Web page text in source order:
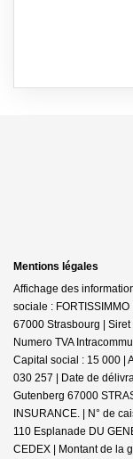
Mentions légales
Affichage des
sociale :
67000 Strasbourg |
Numero TVA
Capital social : 15 000 |
030 257 | Date de
Gutenberg 67000
INSURANCE. | N° de
110 Esplanade DU
CEDEX | Montant de la